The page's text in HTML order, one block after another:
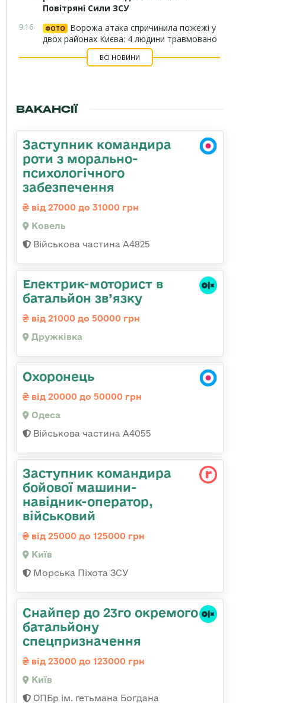
Повітряні Сили ЗСУ
9:16 ФОТО
Ворожа атака спричинила пожежі у
двох районах Києва: 4 людини травмовано
ВСІ НОВИНИ
ВАКАНСІЇ
Заступник командира
роти з морально-
психологічного
забезпечення
від 27000 до 31000 грн
Ковель
Військова частина А4825
Електрик-моторист в
батальйон зв’язку
від 21000 до 50000 грн
Дружківка
Охоронець
від 20000 до 50000 грн
Одеса
Військова частина А4055
Заступник командиpа
бойової машини-
навідник-оператор,
військовий
від 25000 до 125000 грн
Київ
Морська Піхота ЗСУ
Снайпер до 23го окремого
батальйону
спецпризначення
від 23000 до 123000 грн
Київ
ОПБр ім. гетьмана Богдана